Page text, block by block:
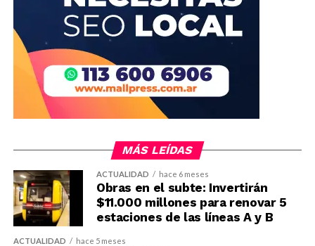
MÁS LEÍDAS
ACTUALIDAD hace 6 meses
Obras en el subte: Invertirán
$11.000 millones para renovar 5
estaciones de las líneas A y B
ACTUALIDAD hace 5 meses